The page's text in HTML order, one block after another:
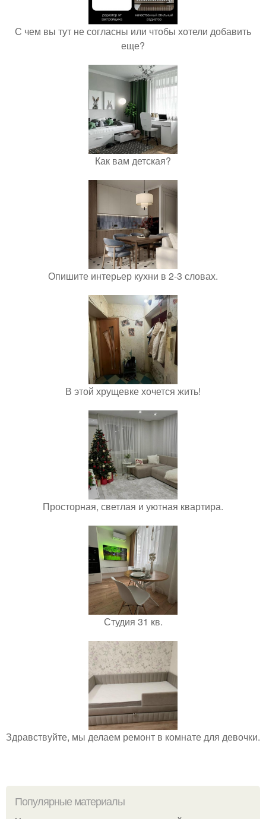
С чем вы тут не согласны или чтобы хотели добавить
еще?
Как вам детская?
Опишите интерьер кухни в 2-3 словах.
В этой хрущевке хочется жить!
Просторная, светлая и уютная квартира.
Студия 31 кв.
Здравствуйте, мы делаем ремонт в комнате для девочки.
Популярные материалы